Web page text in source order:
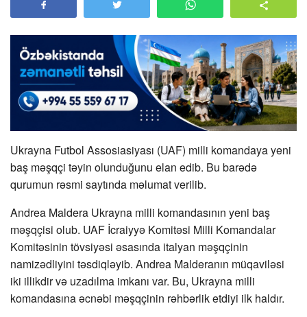
Ukrayna Futbol Assosiasiyası (UAF) milli komandaya yeni
baş məşqçi təyin olunduğunu elan edib. Bu barədə
qurumun rəsmi saytında məlumat verilib.
Andrea Maldera Ukrayna milli komandasının yeni baş
məşqçisi olub. UAF İcraiyyə Komitəsi Milli Komandalar
Komitəsinin tövsiyəsi əsasında italyan məşqçinin
namizədliyini təsdiqləyib. Andrea Malderanın müqaviləsi
iki illikdir və uzadılma imkanı var. Bu, Ukrayna milli
komandasına əcnəbi məşqçinin rəhbərlik etdiyi ilk haldır.